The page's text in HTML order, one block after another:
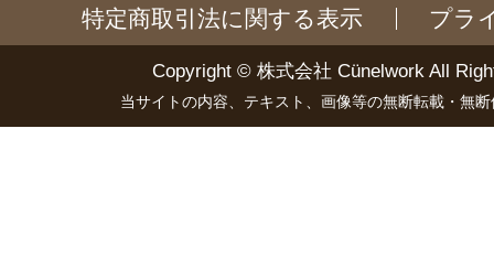
特定商取引法に関する表示 プラ
Copyright © 株式会社 Cünelwork All
当サイトの内容、テキスト、画像等の無断転載・無